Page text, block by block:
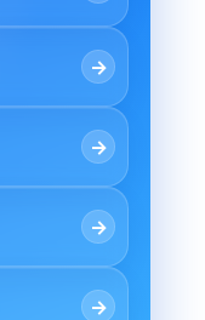
→
→
→
→